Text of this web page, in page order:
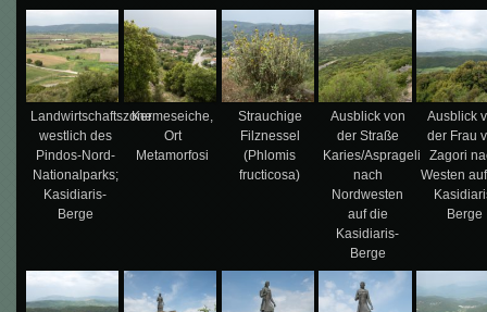
Landwirtschaftszone
westlich des
Pindos-Nord-
Nationalparks;
Kasidiaris-
Berge
Kermeseiche,
Ort
Metamorfosi
Strauchige
Filznessel
(Phlomis
fructicosa)
Ausblick von
der Straße
Karies/Asprageli
nach
Nordwesten
auf die
Kasidiaris-
Berge
Ausblick
der Frau
Zagori
Westen
Berge